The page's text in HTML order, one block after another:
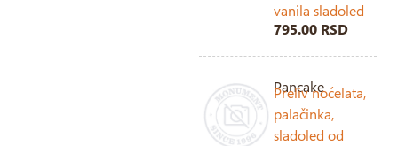
vanila sladoled
795.00 RSD
Pancake
Preliv noćelata,
palačinka,
sladoled od